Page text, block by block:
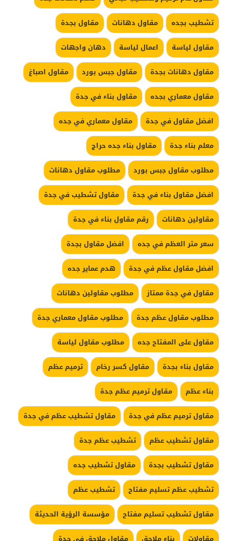
تشطيب بجده
مقاول دهانات
مقاول بجدة
مقاول لياسة
اعمال لياسة
دهان واجهات
مقاول دهانات بجدة
مقاول جبس بورد
مقاول اصباغ
مقاول معماري بجده
مقاول بناء في جدة
افضل مقاول في جدة
مقاول معماري في جده
معلم بناء جدة
مقاول بناء جده حراج
مطلوب مقاول جبس بورد
مطلوب مقاول دهانات
افضل مقاول بناء في جدة
مقاول تشطيب في جدة
مقاولين دهانات
رقم مقاول بناء في جدة
سعر متر العظم في جده
افضل مقاول بجدة
افضل مقاول عظم في جدة
هدم عماير جده
مقاول في جدة ممتاز
مطلوب مقاولين دهانات
مطلوب مقاول عظم جدة
مطلوب مقاول معماري جدة
مقاول على المفتاح جده
مطلوب مقاول لياسة
مقاول بناء بجدة
مقاول كسر رخام
ترميم عظم
بناء عظم
مقاول ترميم عظم جدة
مقاول ترميم عظم في جدة
مقاول تشطيب عظم في جدة
مقاول تشطيب عظم
تشطيب عظم جدة
مقاول تشطيب بجدة
مقاول تشطيب جده
تشطيب عظم تسليم مفتاح
تشطيب عظم
مقاول تشطيب تسليم مفتاح
مؤسسة الرؤية الحديثة